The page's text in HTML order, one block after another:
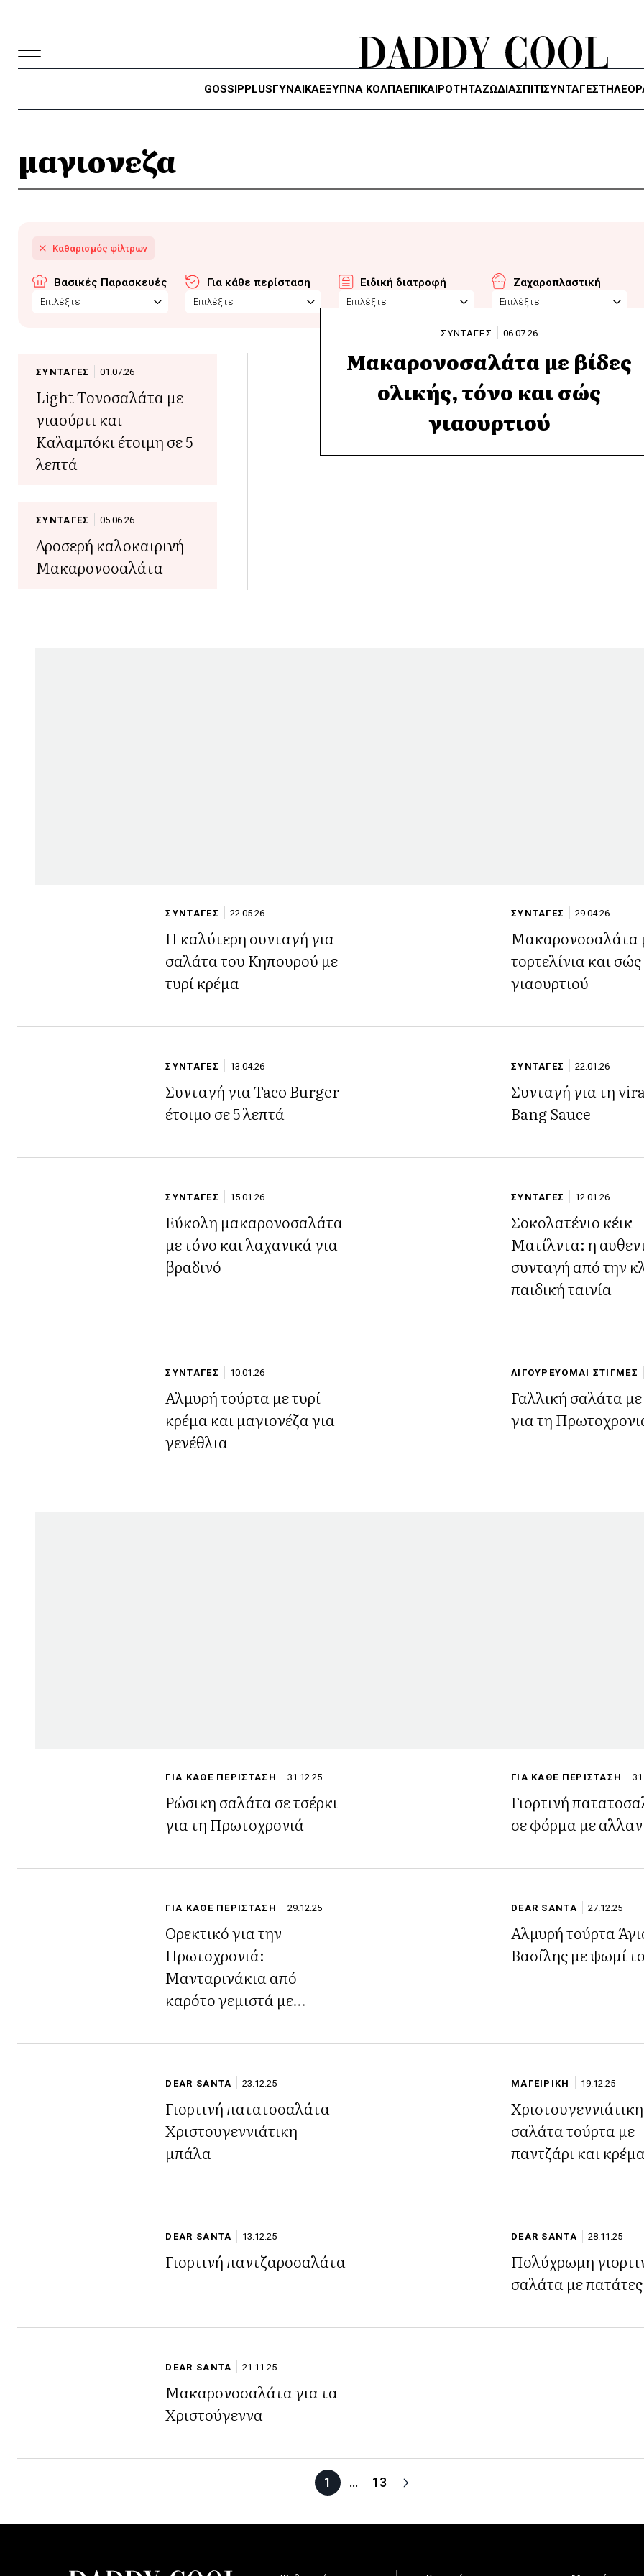
GOSSIPPLUSΓΥΝΑΙΚΑΈΞΥΠΝΑ ΚΌΛΠΑΕΠΙΚΑΙΡΟΤΗΤΑΖΏΔΙΑΣΠΙΤΙΣΥΝΤΑΓΕΣ
μαγιονεζα
Βασικές Παρασκευές
Επιλέξτε
Για κάθε περίσταση
Επιλέξτε
Ειδική διατροφή
Επιλέξτε
Ζαχαροπλαστική
Επιλέξτε
ΣΥΝΤΑΓΕΣ 06.07.26
Μακαρονοσαλάτα με βίδες
ολικής, τόνο και σώς
γιαουρτιού
ΣΥΝΤΑΓΕΣ 01.07.26
Light Τονοσαλάτα με
γιαούρτι και
Καλαμπόκι έτοιμη σε 5
λεπτά
ΣΥΝΤΑΓΕΣ 05.06.26
Δροσερή καλοκαιρινή
Μακαρονοσαλάτα
ΣΥΝΤΑΓΕΣ 22.05.26
Η καλύτερη συνταγή για
σαλάτα του Κηπουρού με
τυρί κρέμα
ΣΥΝΤΑΓΕΣ 29.04.26
Μακαρονοσαλάτα
τορτελίνια και σώς
γιαουρτιού
ΣΥΝΤΑΓΕΣ 13.04.26
Συνταγή για Taco Burger
έτοιμο σε 5 λεπτά
ΣΥΝΤΑΓΕΣ 22.01.26
Συνταγή για τη
Bang Sauce
ΣΥΝΤΑΓΕΣ 15.01.26
Εύκολη μακαρονοσαλάτα
με τόνο και λαχανικά για
βραδινό
ΣΥΝΤΑΓΕΣ 12.01.26
Σοκολατένιο κέικ
Ματίλντα: η
συνταγή από την
παιδική ταινία
ΣΥΝΤΑΓΕΣ 10.01.26
Αλμυρή τούρτα με τυρί
κρέμα και μαγιονέζα για
γενέθλια
ΛΙΓΟΥΡΕΥΟΜΑΙ ΣΤΙΓΜΕΣ
Γαλλική σαλάτα
για τη
ΓΙΑ ΚΑΘΕ ΠΕΡΙΣΤΑΣΗ 31.12.25
Ρώσικη σαλάτα σε τσέρκι
για τη Πρωτοχρονιά
ΓΙΑ ΚΑΘΕ ΠΕΡΙΣΤΑΣΗ
Γιορτινή
σε φόρμα με
ΓΙΑ ΚΑΘΕ ΠΕΡΙΣΤΑΣΗ 29.12.25
Ορεκτικό για την
Πρωτοχρονιά:
Μανταρινάκια από
καρότο γεμιστά με
DEAR SANTA 27.12.25
Αλμυρή τούρτα
Βασίλης με ψωμί
DEAR SANTA 23.12.25
Γιορτινή πατατοσαλάτα
Χριστουγεννιάτικη
μπάλα
ΜΑΓΕΙΡΙΚΗ 19.12.25
Χριστουγεννιάτικη
σαλάτα τούρτα με
παντζάρι και
DEAR SANTA 13.12.25
Γιορτινή παντζαροσαλάτα
DEAR SANTA 28.11.25
Πολύχρωμη
σαλάτα με πατάτες
DEAR SANTA 21.11.25
Μακαρονοσαλάτα για τα
Χριστούγεννα
1 … 13